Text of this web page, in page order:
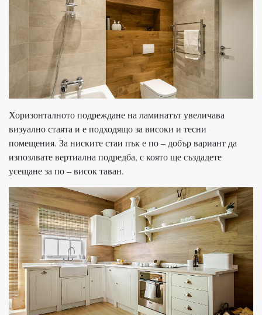
Хоризонталното подреждане на ламинатът увеличава
визуално стаята и е подходящо за високи и тесни
помещения. За ниските стаи пък е по – добър вариант да
изпозлвате вертиална подредба, с която ще създадете
усещане за по – висок таван.